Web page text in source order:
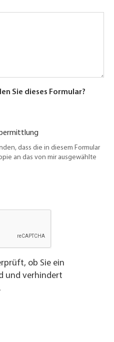
Sie dieses Formular?
dass die in diesem Formular
an das von mir ausgewählte
ob Sie ein
und verhindert